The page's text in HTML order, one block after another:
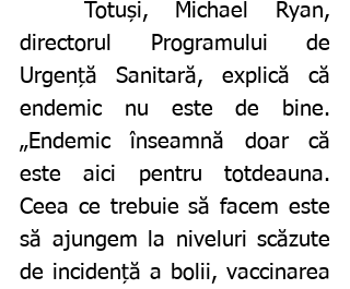
directorul Programului de
Urgență Sanitară, explică că
endemic nu este de bine.
„Endemic înseamnă doar că
este aici pentru totdeauna.
Ceea ce trebuie să facem este
să ajungem la niveluri scăzute
de incidență a bolii, vaccinarea